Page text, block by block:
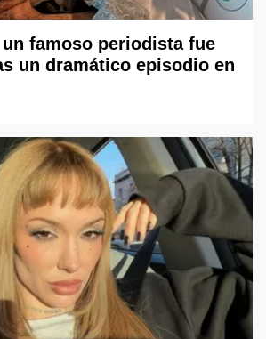
famoso periodista fue
un dramático episodio en